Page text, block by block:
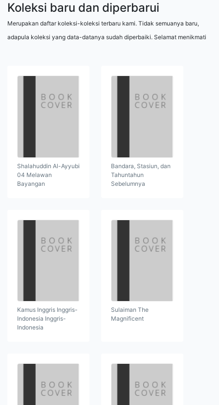
Koleksi baru dan diperbarui
Merupakan daftar koleksi-koleksi terbaru kami. Tidak semuanya baru,
adapula koleksi yang data-datanya sudah diperbaiki. Selamat menikmati
Shalahuddin Al-Ayyubi
04 Melawan
Bayangan
Bandara, Stasiun, dan
Tahuntahun
Sebelumnya
Kamus Inggris Inggris-
Indonesia Inggris-
Indonesia
Sulaiman The
Magnificent